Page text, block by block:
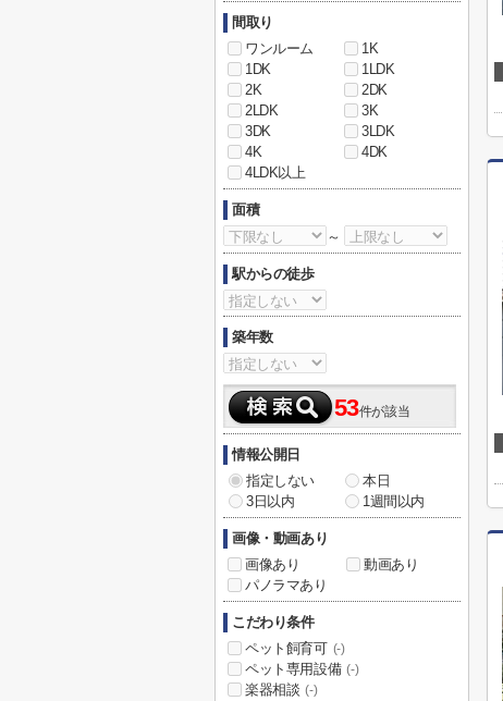
間取り
ワンルーム
1K
1DK
1LDK
2K
2DK
2LDK
3K
3DK
3LDK
4K
4DK
4LDK以上
面積
～
駅からの徒歩
築年数
53件が該当
情報公開日
指定しない
本日
3日以内
1週間以内
画像・動画あり
画像あり
動画あり
パノラマあり
こだわり条件
ペット飼育可 (-)
ペット専用設備 (-)
楽器相談 (-)